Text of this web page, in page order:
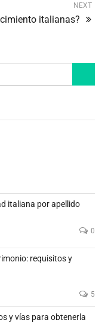
NEXT
italianas?
italiana por apellido
0
requisitos y
5
y vías para obtenerla